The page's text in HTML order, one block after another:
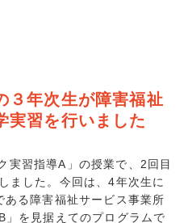
３年次生が障害福祉
実習を行いました
実習指導A」の授業で、2回目
ました。今回は、4年次生に
る障害福祉サービス事業所
」を見据えてのプログラムで